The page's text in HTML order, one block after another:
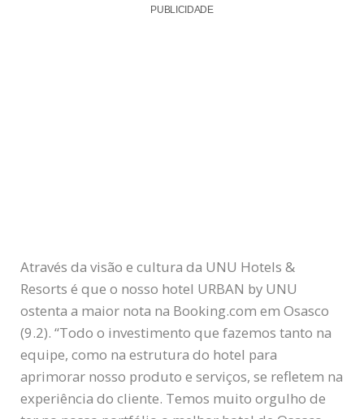
PUBLICIDADE
Através da visão e cultura da UNU Hotels &
Resorts é que o nosso hotel URBAN by UNU
ostenta a maior nota na Booking.com em Osasco
(9.2). “Todo o investimento que fazemos tanto na
equipe, como na estrutura do hotel para
aprimorar nosso produto e serviços, se refletem na
experiência do cliente. Temos muito orgulho de